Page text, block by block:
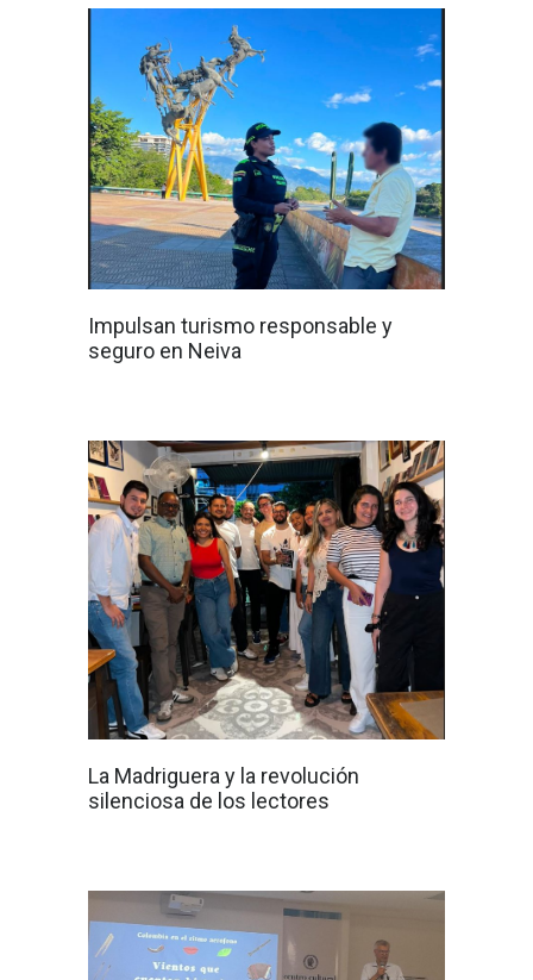
Impulsan turismo responsable y
seguro en Neiva
La Madriguera y la revolución
silenciosa de los lectores